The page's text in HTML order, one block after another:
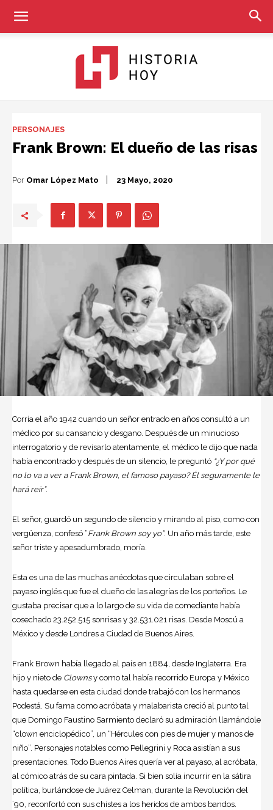
PERSONAJES
Frank Brown: El dueño de las risas
Por Omar López Mato 23 Mayo, 2020
Corría el año 1942 cuando un señor entrado en años consultó a un
médico por su cansancio y desgano. Después de un minucioso
interrogatorio y de revisarlo atentamente, el médico le dijo que nada
había encontrado y después de un silencio, le preguntó “¿Y por qué
no lo va a ver a Frank Brown, el famoso payaso? Él seguramente le
hará reír”.
El señor, guardó un segundo de silencio y mirando al piso, como con
vergüenza, confesó “Frank Brown soy yo”. Un año más tarde, este
señor triste y apesadumbrado, moría.
Esta es una de las muchas anécdotas que circulaban sobre el
payaso inglés que fue el dueño de las alegrías de los porteños. Le
gustaba precisar que a lo largo de su vida de comediante había
cosechado 23.252.515 sonrisas y 32.531.021 risas. Desde Moscú a
México y desde Londres a Ciudad de Buenos Aires.
Frank Brown había llegado al país en 1884, desde Inglaterra. Era
hijo y nieto de Clownsy como tal había recorrido Europa y México
hasta quedarse en esta ciudad donde trabajó con los hermanos
Podestá. Su fama como acróbata y malabarista creció al punto tal
que Domingo Faustino Sarmiento declaró su admiración llamándole
“clown enciclopédico”, un “Hércules con pies de mujer y manos de
niño”. Personajes notables como Pellegrini y Roca asistían a sus
presentaciones. Todo Buenos Aires quería ver al payaso, al acróbata,
al cómico atrás de su cara pintada. Si bien solía incurrir en la sátira
política, burlándose de Juárez Celman, durante la Revolución del
´90, reconfortó con sus chistes a los heridos de ambos bandos.